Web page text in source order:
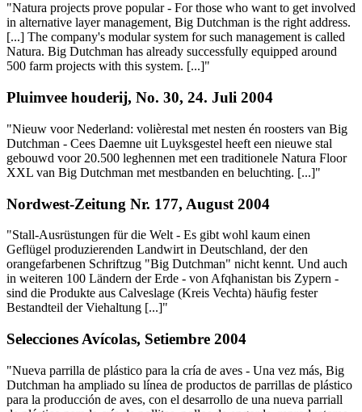
"Natura projects prove popular - For those who want to get involved
in alternative layer management, Big Dutchman is the right address.
[...] The company's modular system for such management is called
Natura. Big Dutchman has already successfully equipped around
500 farm projects with this system. [...]"
Pluimvee houderij, No. 30, 24. Juli 2004
"Nieuw voor Nederland: volièrestal met nesten én roosters van Big
Dutchman - Cees Daemne uit Luyksgestel heeft een nieuwe stal
gebouwd voor 20.500 leghennen met een traditionele Natura Floor
XXL van Big Dutchman met mestbanden en beluchting. [...]"
Nordwest-Zeitung Nr. 177, August 2004
"Stall-Ausrüstungen für die Welt - Es gibt wohl kaum einen
Geflügel produzierenden Landwirt in Deutschland, der den
orangefarbenen Schriftzug "Big Dutchman" nicht kennt. Und auch
in weiteren 100 Ländern der Erde - von Afqhanistan bis Zypern -
sind die Produkte aus Calveslage (Kreis Vechta) häufig fester
Bestandteil der Viehaltung [...]"
Selecciones Avícolas, Setiembre 2004
"Nueva parrilla de plástico para la cría de aves - Una vez más, Big
Dutchman ha ampliado su línea de productos de parrillas de plástico
para la producción de aves, con el desarrollo de una nueva parriall